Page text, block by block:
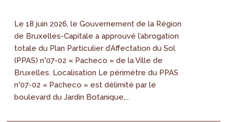
Le 18 juin 2026, le Gouvernement de la Région
de Bruxelles-Capitale a approuvé l’abrogation
totale du Plan Particulier d’Affectation du Sol
(PPAS) n°07-02 « Pacheco » de la Ville de
Bruxelles. Localisation Le périmètre du PPAS
n°07-02 « Pacheco » est délimité par le
boulevard du Jardin Botanique,...